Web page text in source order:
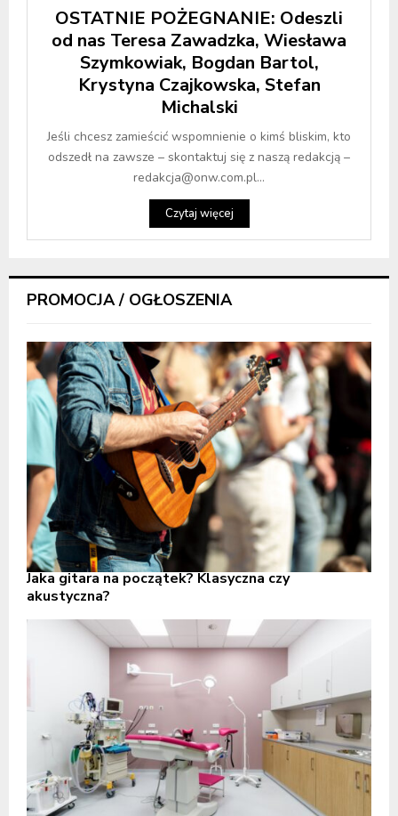
OSTATNIE POŻEGNANIE: Odeszli
od nas Teresa Zawadzka, Wiesława
Szymkowiak, Bogdan Bartol,
Krystyna Czajkowska, Stefan
Michalski
Jeśli chcesz zamieścić wspomnienie o kimś bliskim, kto
odszedł na zawsze – skontaktuj się z naszą redakcją –
redakcja@onw.com.pl...
Czytaj więcej
PROMOCJA / OGŁOSZENIA
Jaka gitara na początek? Klasyczna czy
akustyczna?